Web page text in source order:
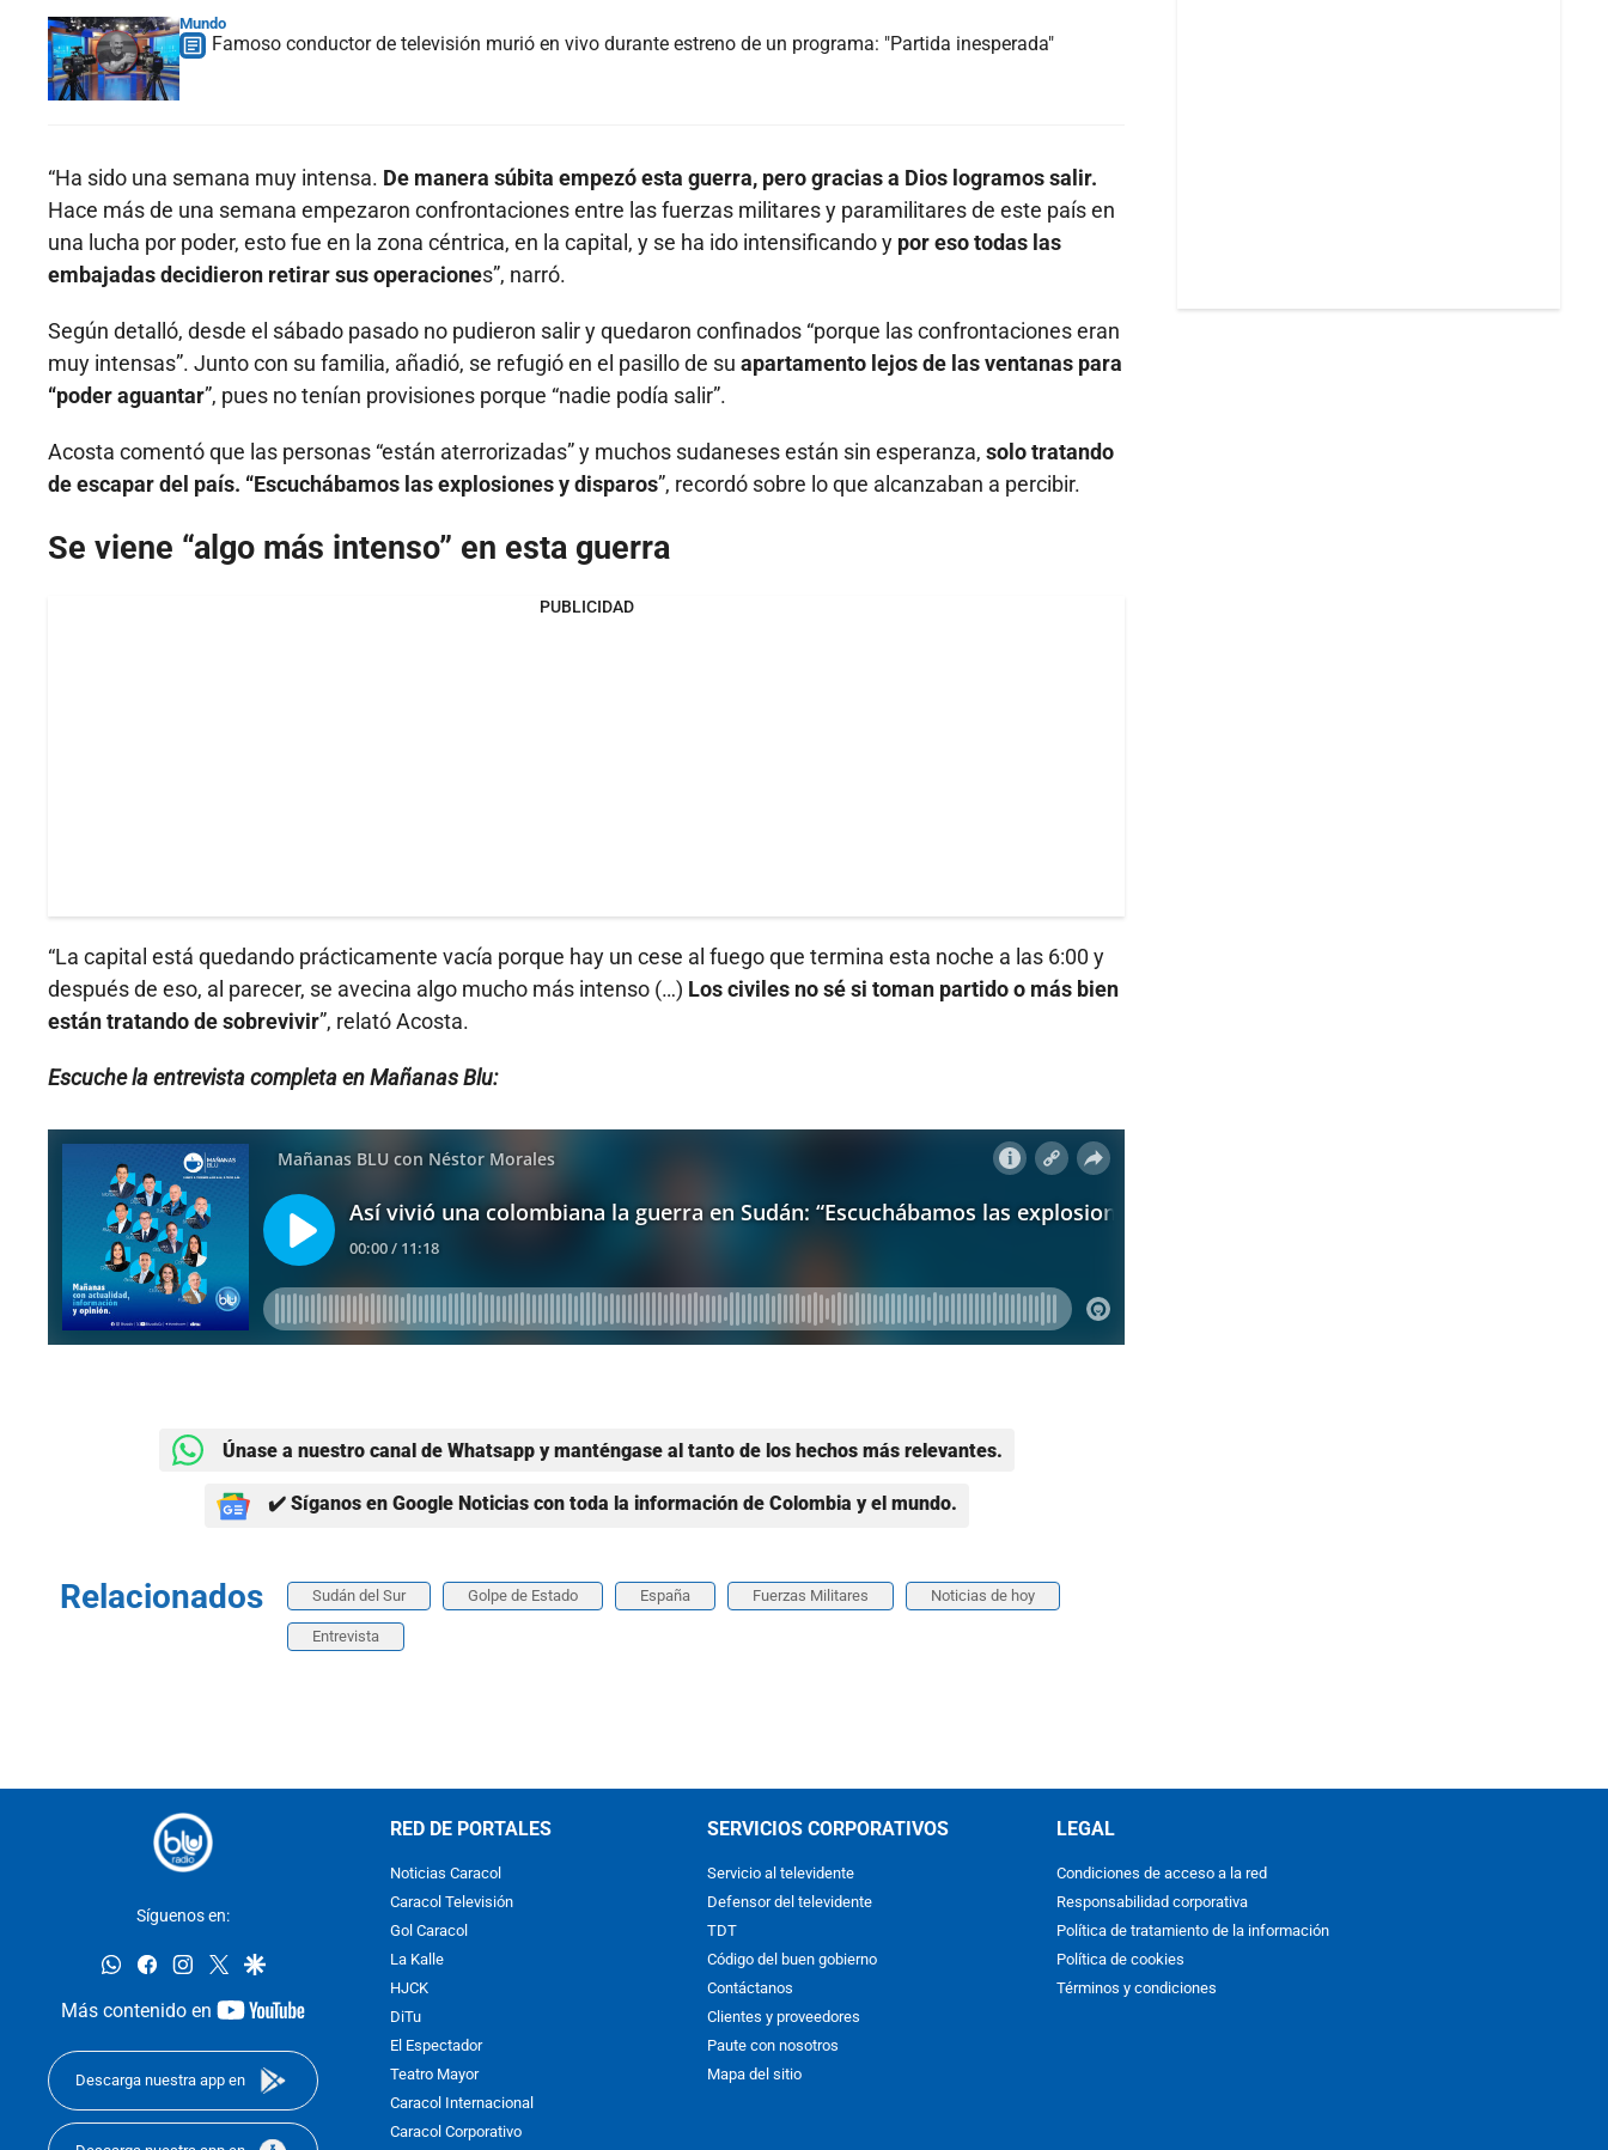
Mundo
Famoso conductor de televisión murió en vivo durante estreno de un programa: "Partida inesperada"
“Ha sido una semana muy intensa. De manera súbita empezó esta guerra, pero gracias a Dios logramos salir.
Hace más de una semana empezaron confrontaciones entre las fuerzas militares y paramilitares de este país en
una lucha por poder, esto fue en la zona céntrica, en la capital, y se ha ido intensificando y por eso todas las
embajadas decidieron retirar sus operaciones”, narró.
Según detalló, desde el sábado pasado no pudieron salir y quedaron confinados “porque las confrontaciones eran
muy intensas”. Junto con su familia, añadió, se refugió en el pasillo de su apartamento lejos de las ventanas para
“poder aguantar”, pues no tenían provisiones porque “nadie podía salir”.
Acosta comentó que las personas “están aterrorizadas” y muchos sudaneses están sin esperanza, solo tratando
de escapar del país. “Escuchábamos las explosiones y disparos”, recordó sobre lo que alcanzaban a percibir.
Se viene “algo más intenso” en esta guerra
PUBLICIDAD
“La capital está quedando prácticamente vacía porque hay un cese al fuego que termina esta noche a las 6:00 y
después de eso, al parecer, se avecina algo mucho más intenso (…) Los civiles no sé si toman partido o más bien
están tratando de sobrevivir”, relató Acosta.
Escuche la entrevista completa en Mañanas Blu:
Únase a nuestro canal de Whatsapp y manténgase al tanto de los hechos más relevantes.
✔️ Síganos en Google Noticias con toda la información de Colombia y el mundo.
Relacionados Sudán del Sur Golpe de Estado España Fuerzas Militares Noticias de hoy
Entrevista
Síguenos en:
whatsappfacebookinstagram
twittergoogle
Más contenido en
youtube-
Descarga nuestra app en
RED DE PORTALES
Noticias Caracol
Caracol Televisión
Gol Caracol
La Kalle
HJCK
DiTu
El Espectador
Teatro Mayor
Caracol Internacional
Caracol Corporativo
SERVICIOS CORPORATIVOS
Servicio al televidente
Defensor del televidente
TDT
Código del buen gobierno
Contáctanos
Clientes y proveedores
Paute con nosotros
Mapa del sitio
LEGAL
Condiciones de acceso a la red
Responsabilidad corporativa
Política de tratamiento de la información
Política de cookies
Términos y condiciones